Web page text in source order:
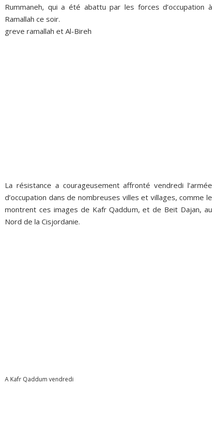
Rummaneh, qui a été abattu par les forces d’occupation à
Ramallah ce soir.
greve ramallah et Al-Bireh
La résistance a courageusement affronté vendredi l’armée
d’occupation dans de nombreuses villes et villages, comme le
montrent ces images de Kafr Qaddum, et de Beit Dajan, au
Nord de la Cisjordanie.
A Kafr Qaddum vendredi